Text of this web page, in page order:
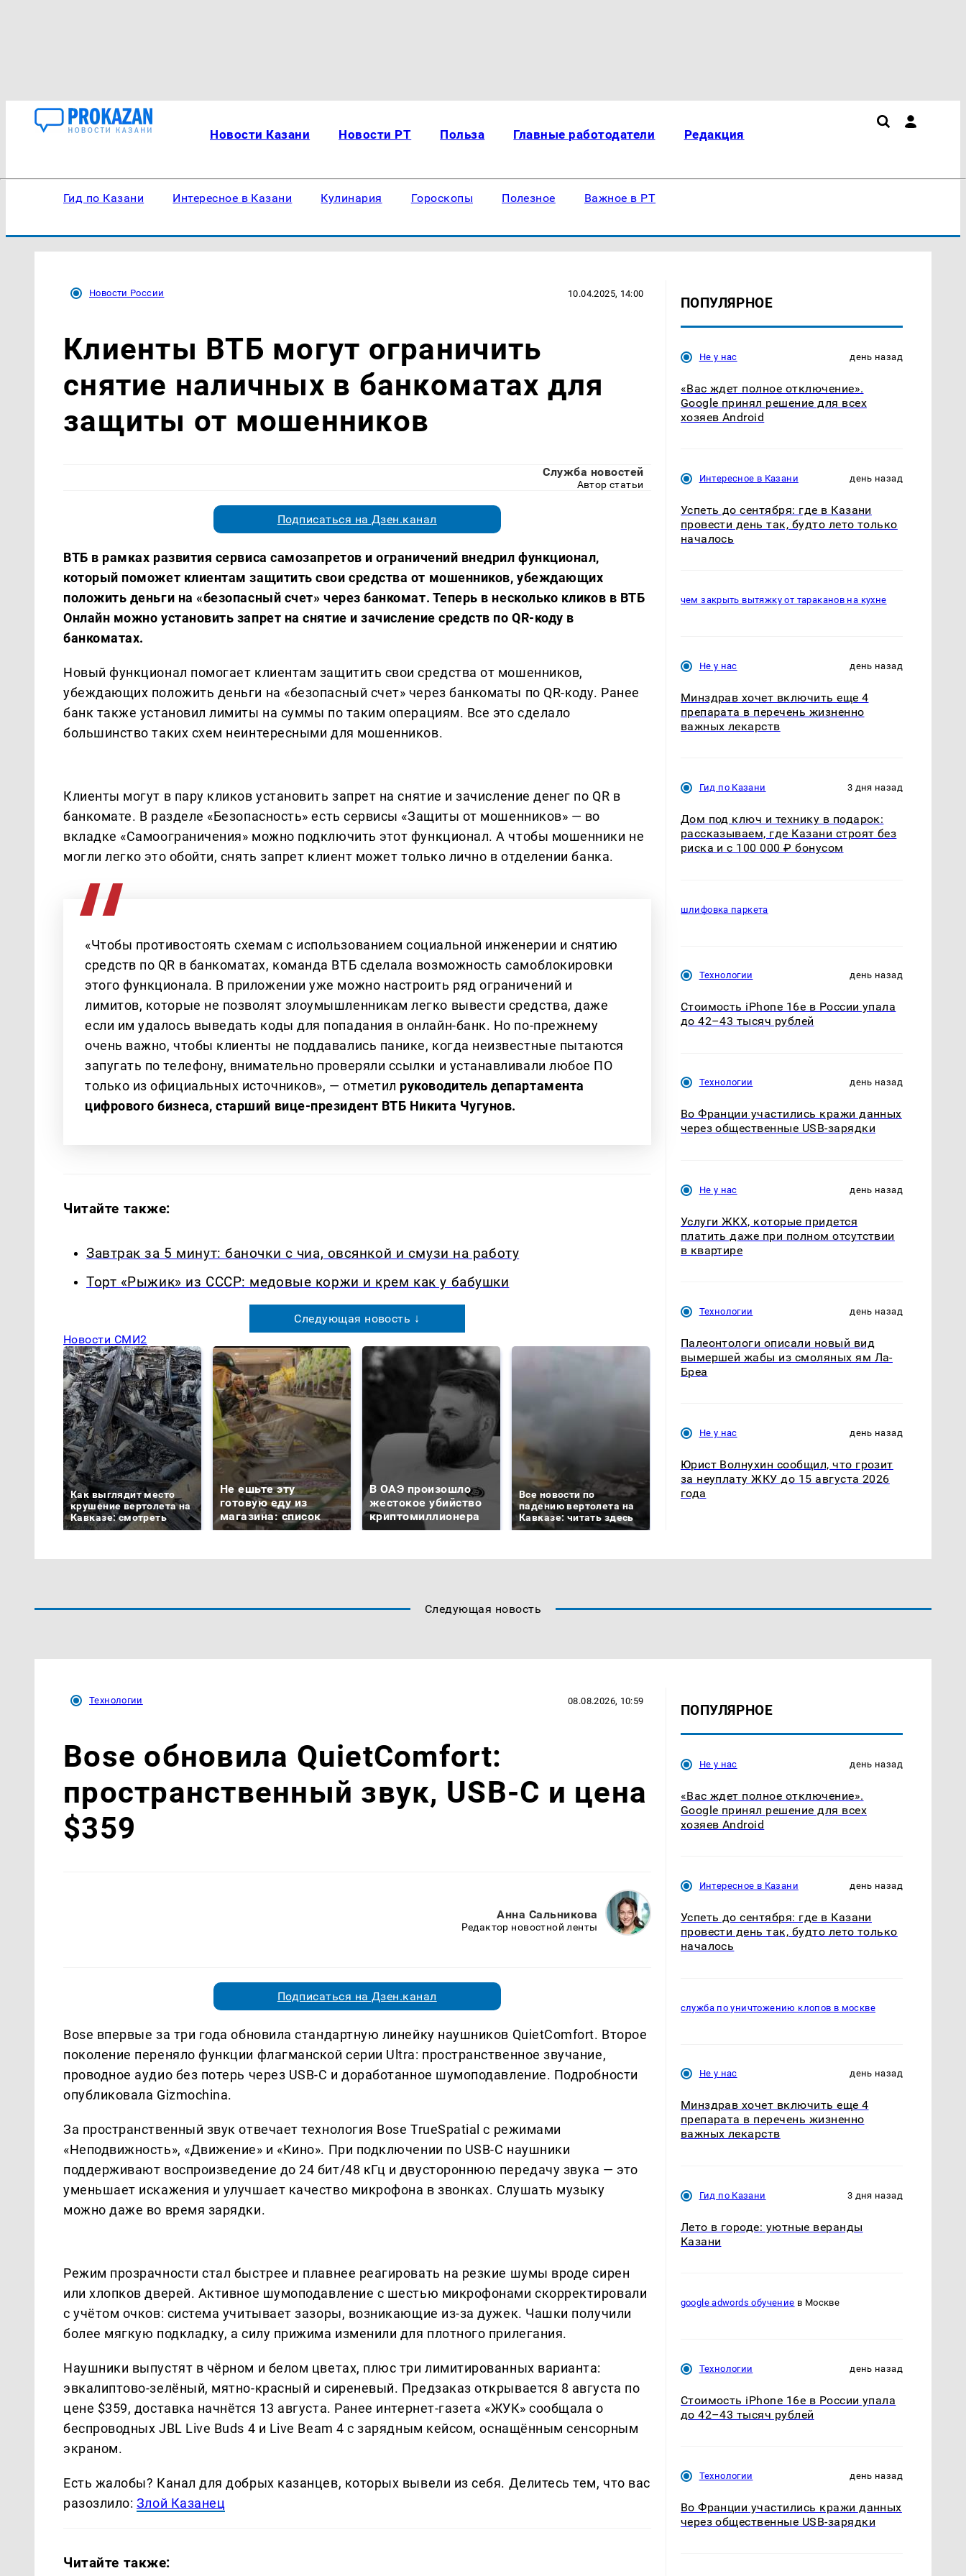
Новости Казани Новости РТ Польза Главные работодатели Редакция
Гид по Казани Интересное в Казани Кулинария Гороскопы Полезное Важное в РТ
Новости России 10.04.2025, 14:00
Клиенты ВТБ могут ограничить
снятие наличных в банкоматах для
защиты от мошенников
Служба новостей
Автор статьи
Подписаться на Дзен.канал
ВТБ в рамках развития сервиса самозапретов и ограничений внедрил функционал,
который поможет клиентам защитить свои средства от мошенников, убеждающих
положить деньги на «безопасный счет» через банкомат. Теперь в несколько кликов в ВТБ
Онлайн можно установить запрет на снятие и зачисление средств по QR-коду в
банкоматах.
Новый функционал помогает клиентам защитить свои средства от мошенников,
убеждающих положить деньги на «безопасный счет» через банкоматы по QR-коду. Ранее
банк также установил лимиты на суммы по таким операциям. Все это сделало
большинство таких схем неинтересными для мошенников.
Клиенты могут в пару кликов установить запрет на снятие и зачисление денег по QR в
банкомате. В разделе «Безопасность» есть сервисы «Защиты от мошенников» — во
вкладке «Самоограничения» можно подключить этот функционал. А чтобы мошенники не
могли легко это обойти, снять запрет клиент может только лично в отделении банка.
«Чтобы противостоять схемам с использованием социальной инженерии и снятию
средств по QR в банкоматах, команда ВТБ сделала возможность самоблокировки
этого функционала. В приложении уже можно настроить ряд ограничений и
лимитов, которые не позволят злоумышленникам легко вывести средства, даже
если им удалось выведать коды для попадания в онлайн-банк. Но по-прежнему
очень важно, чтобы клиенты не поддавались панике, когда неизвестные пытаются
запугать по телефону, внимательно проверяли ссылки и устанавливали любое ПО
только из официальных источников», — отметил руководитель департамента
цифрового бизнеса, старший вице-президент ВТБ Никита Чугунов.
Читайте также:
Завтрак за 5 минут: баночки с чиа, овсянкой и смузи на работу
Торт «Рыжик» из СССР: медовые коржи и крем как у бабушки
Следующая новость ↓
Новости СМИ2
Как выглядит место
крушение вертолета на
Кавказе: смотреть
Не ешьте эту
готовую еду из
магазина: список
В ОАЭ произошло
жестокое убийство
криптомиллионера
Все новости по
падению вертолета на
Кавказе: читать здесь
Таких событий не
было с 1945: чего
ПОПУЛЯРНОЕ
Не у нас день назад
«Вас ждет полное отключение».
Google принял решение для всех
хозяев Android
Интересное в Казани день назад
Успеть до сентября: где в Казани
провести день так, будто лето только
началось
чем закрыть вытяжку от тараканов на кухне
Не у нас день назад
Минздрав хочет включить еще 4
препарата в перечень жизненно
важных лекарств
Гид по Казани 3 дня назад
Дом под ключ и технику в подарок:
рассказываем, где Казани строят без
риска и с 100 000 ₽ бонусом
шлифовка паркета
Технологии день назад
Стоимость iPhone 16e в России упала
до 42–43 тысяч рублей
Технологии день назад
Во Франции участились кражи данных
через общественные USB-зарядки
Не у нас день назад
Услуги ЖКХ, которые придется
платить даже при полном отсутствии
в квартире
Технологии день назад
Палеонтологи описали новый вид
вымершей жабы из смоляных ям Ла-
Бреа
Не у нас день назад
Юрист Волнухин сообщил, что грозит
за неуплату ЖКУ до 15 августа 2026
года
Следующая новость
Технологии 08.08.2026, 10:59
Bose обновила QuietComfort:
пространственный звук, USB-C и цена
$359
Анна Сальникова
Редактор новостной ленты
Подписаться на Дзен.канал
Bose впервые за три года обновила стандартную линейку наушников QuietComfort. Второе
поколение переняло функции флагманской серии Ultra: пространственное звучание,
проводное аудио без потерь через USB-C и доработанное шумоподавление. Подробности
опубликовала Gizmochina.
За пространственный звук отвечает технология Bose TrueSpatial с режимами
«Неподвижность», «Движение» и «Кино». При подключении по USB-C наушники
поддерживают воспроизведение до 24 бит/48 кГц и двустороннюю передачу звука — это
уменьшает искажения и улучшает качество микрофона в звонках. Слушать музыку
можно даже во время зарядки.
Режим прозрачности стал быстрее и плавнее реагировать на резкие шумы вроде сирен
или хлопков дверей. Активное шумоподавление с шестью микрофонами скорректировали
с учётом очков: система учитывает зазоры, возникающие из-за дужек. Чашки получили
более мягкую подкладку, а силу прижима изменили для плотного прилегания.
Наушники выпустят в чёрном и белом цветах, плюс три лимитированных варианта:
эвкалиптово-зелёный, мятно-красный и сиреневый. Предзаказ открывается 8 августа по
цене $359, доставка начнётся 13 августа. Ранее интернет-газета «ЖУК» сообщала о
беспроводных JBL Live Buds 4 и Live Beam 4 с зарядным кейсом, оснащённым сенсорным
экраном.
Есть жалобы? Канал для добрых казанцев, которых вывели из себя. Делитеcь тем, что вас
разозлило: Злой Казанец
Читайте также:
ПОПУЛЯРНОЕ
Не у нас день назад
«Вас ждет полное отключение».
Google принял решение для всех
хозяев Android
Интересное в Казани день назад
Успеть до сентября: где в Казани
провести день так, будто лето только
началось
служба по уничтожению клопов в москве
Не у нас день назад
Минздрав хочет включить еще 4
препарата в перечень жизненно
важных лекарств
Гид по Казани 3 дня назад
Лето в городе: уютные веранды
Казани
google adwords обучение в Москве
Технологии день назад
Стоимость iPhone 16e в России упала
до 42–43 тысяч рублей
Технологии день назад
Во Франции участились кражи данных
через общественные USB-зарядки